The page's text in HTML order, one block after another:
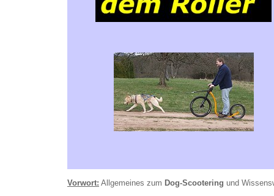
Vorwort: Allgemeines zum Dog-Scootering und